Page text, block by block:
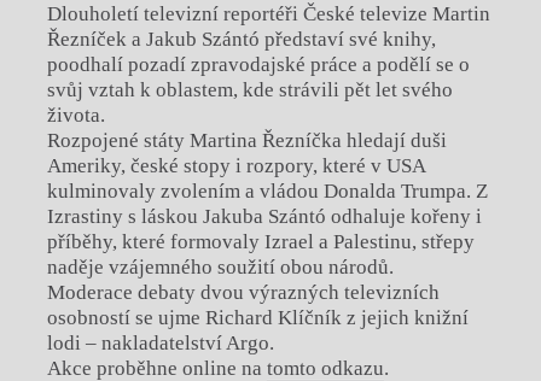
Dlouholetí televizní reportéři České televize Martin
Řezníček a Jakub Szántó představí své knihy,
poodhalí pozadí zpravodajské práce a podělí se o
svůj vztah k oblastem, kde strávili pět let svého
života.
Rozpojené státy Martina Řezníčka hledají duši
Ameriky, české stopy i rozpory, které v USA
kulminovaly zvolením a vládou Donalda Trumpa. Z
Izrastiny s láskou Jakuba Szántó odhaluje kořeny i
příběhy, které formovaly Izrael a Palestinu, střepy
naděje vzájemného soužití obou národů.
Moderace debaty dvou výrazných televizních
osobností se ujme Richard Klíčník z jejich knižní
lodi – nakladatelství Argo.
Akce proběhne online na tomto odkazu.